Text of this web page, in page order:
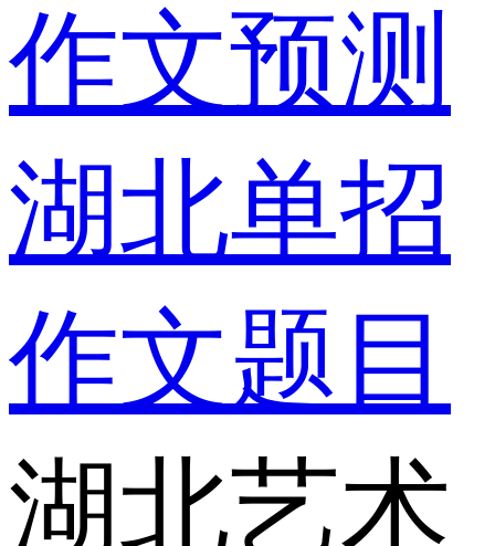
作文预测
湖北单招
作文题目
湖北艺术